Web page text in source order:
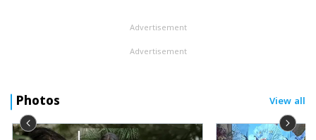
Advertisement
Advertisement
Photos View all